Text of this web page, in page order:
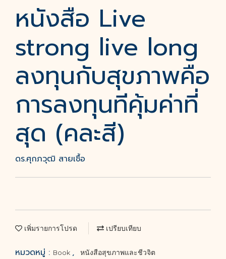
หนังสือ Live
strong live long
ลงทุนกับสุขภาพคือ
การลงทุนทีคุ้มค่าที่
สุด (คละสี)
ดร.ศุกภวุฒิ สายเชื้อ
เพิ่มรายการโปรด เปรียบเทียบ
หมวดหมู่ : Book , หนังสือสุขภาพและชีวจิต